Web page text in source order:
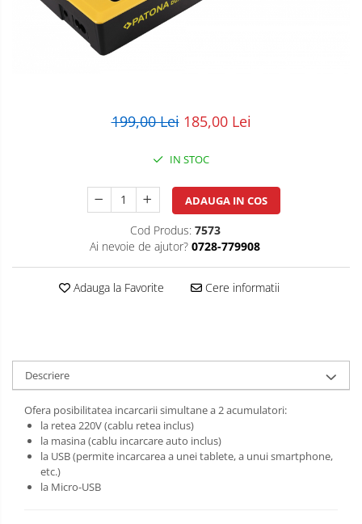
POS/Scanere coduri de bare
Scule electrice
199,00 Lei 185,00 Lei
IN STOC
ADAUGA IN COS
Cod Produs: 7573
Ai nevoie de ajutor? 0728-779908
Adauga la Favorite Cere informatii
Descriere
Ofera posibilitatea incarcarii simultane a 2 acumulatori:
la retea 220V (cablu retea inclus)
la masina (cablu incarcare auto inclus)
la USB (permite incarcarea a unei tablete, a unui smartphone,
etc.)
la Micro-USB